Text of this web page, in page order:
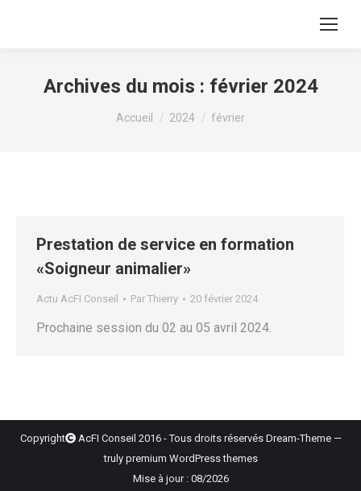
Archives du mois : février 2024
Vous êtes ici :
Accueil 2024 février
Prestation de service en formation
«Soigneur animalier»
Actu AcFI Conseil Par Thierry 20 février 2024
Prochaine session du 02 au 05 avril 2024.
Copyright
AcFI Conseil 2016 - Tous droits réservés Dream-Theme —
truly premium WordPress themes
Mise à jour : 08/2026